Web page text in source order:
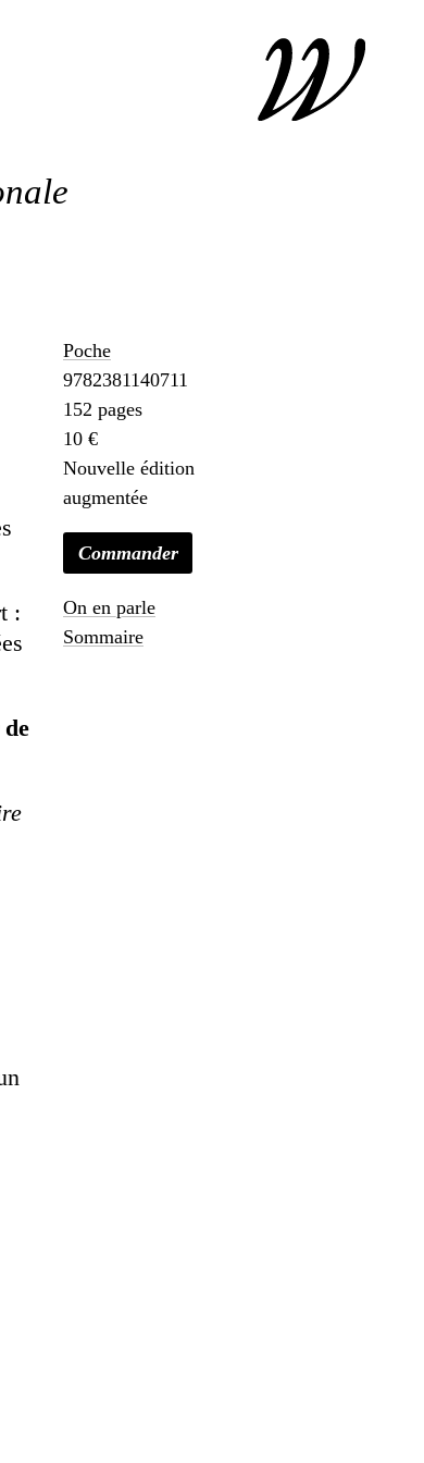
Poche
9782381140711
152 pages
10 €
Nouvelle édition
augmentée
Commander
On en parle
Sommaire
: